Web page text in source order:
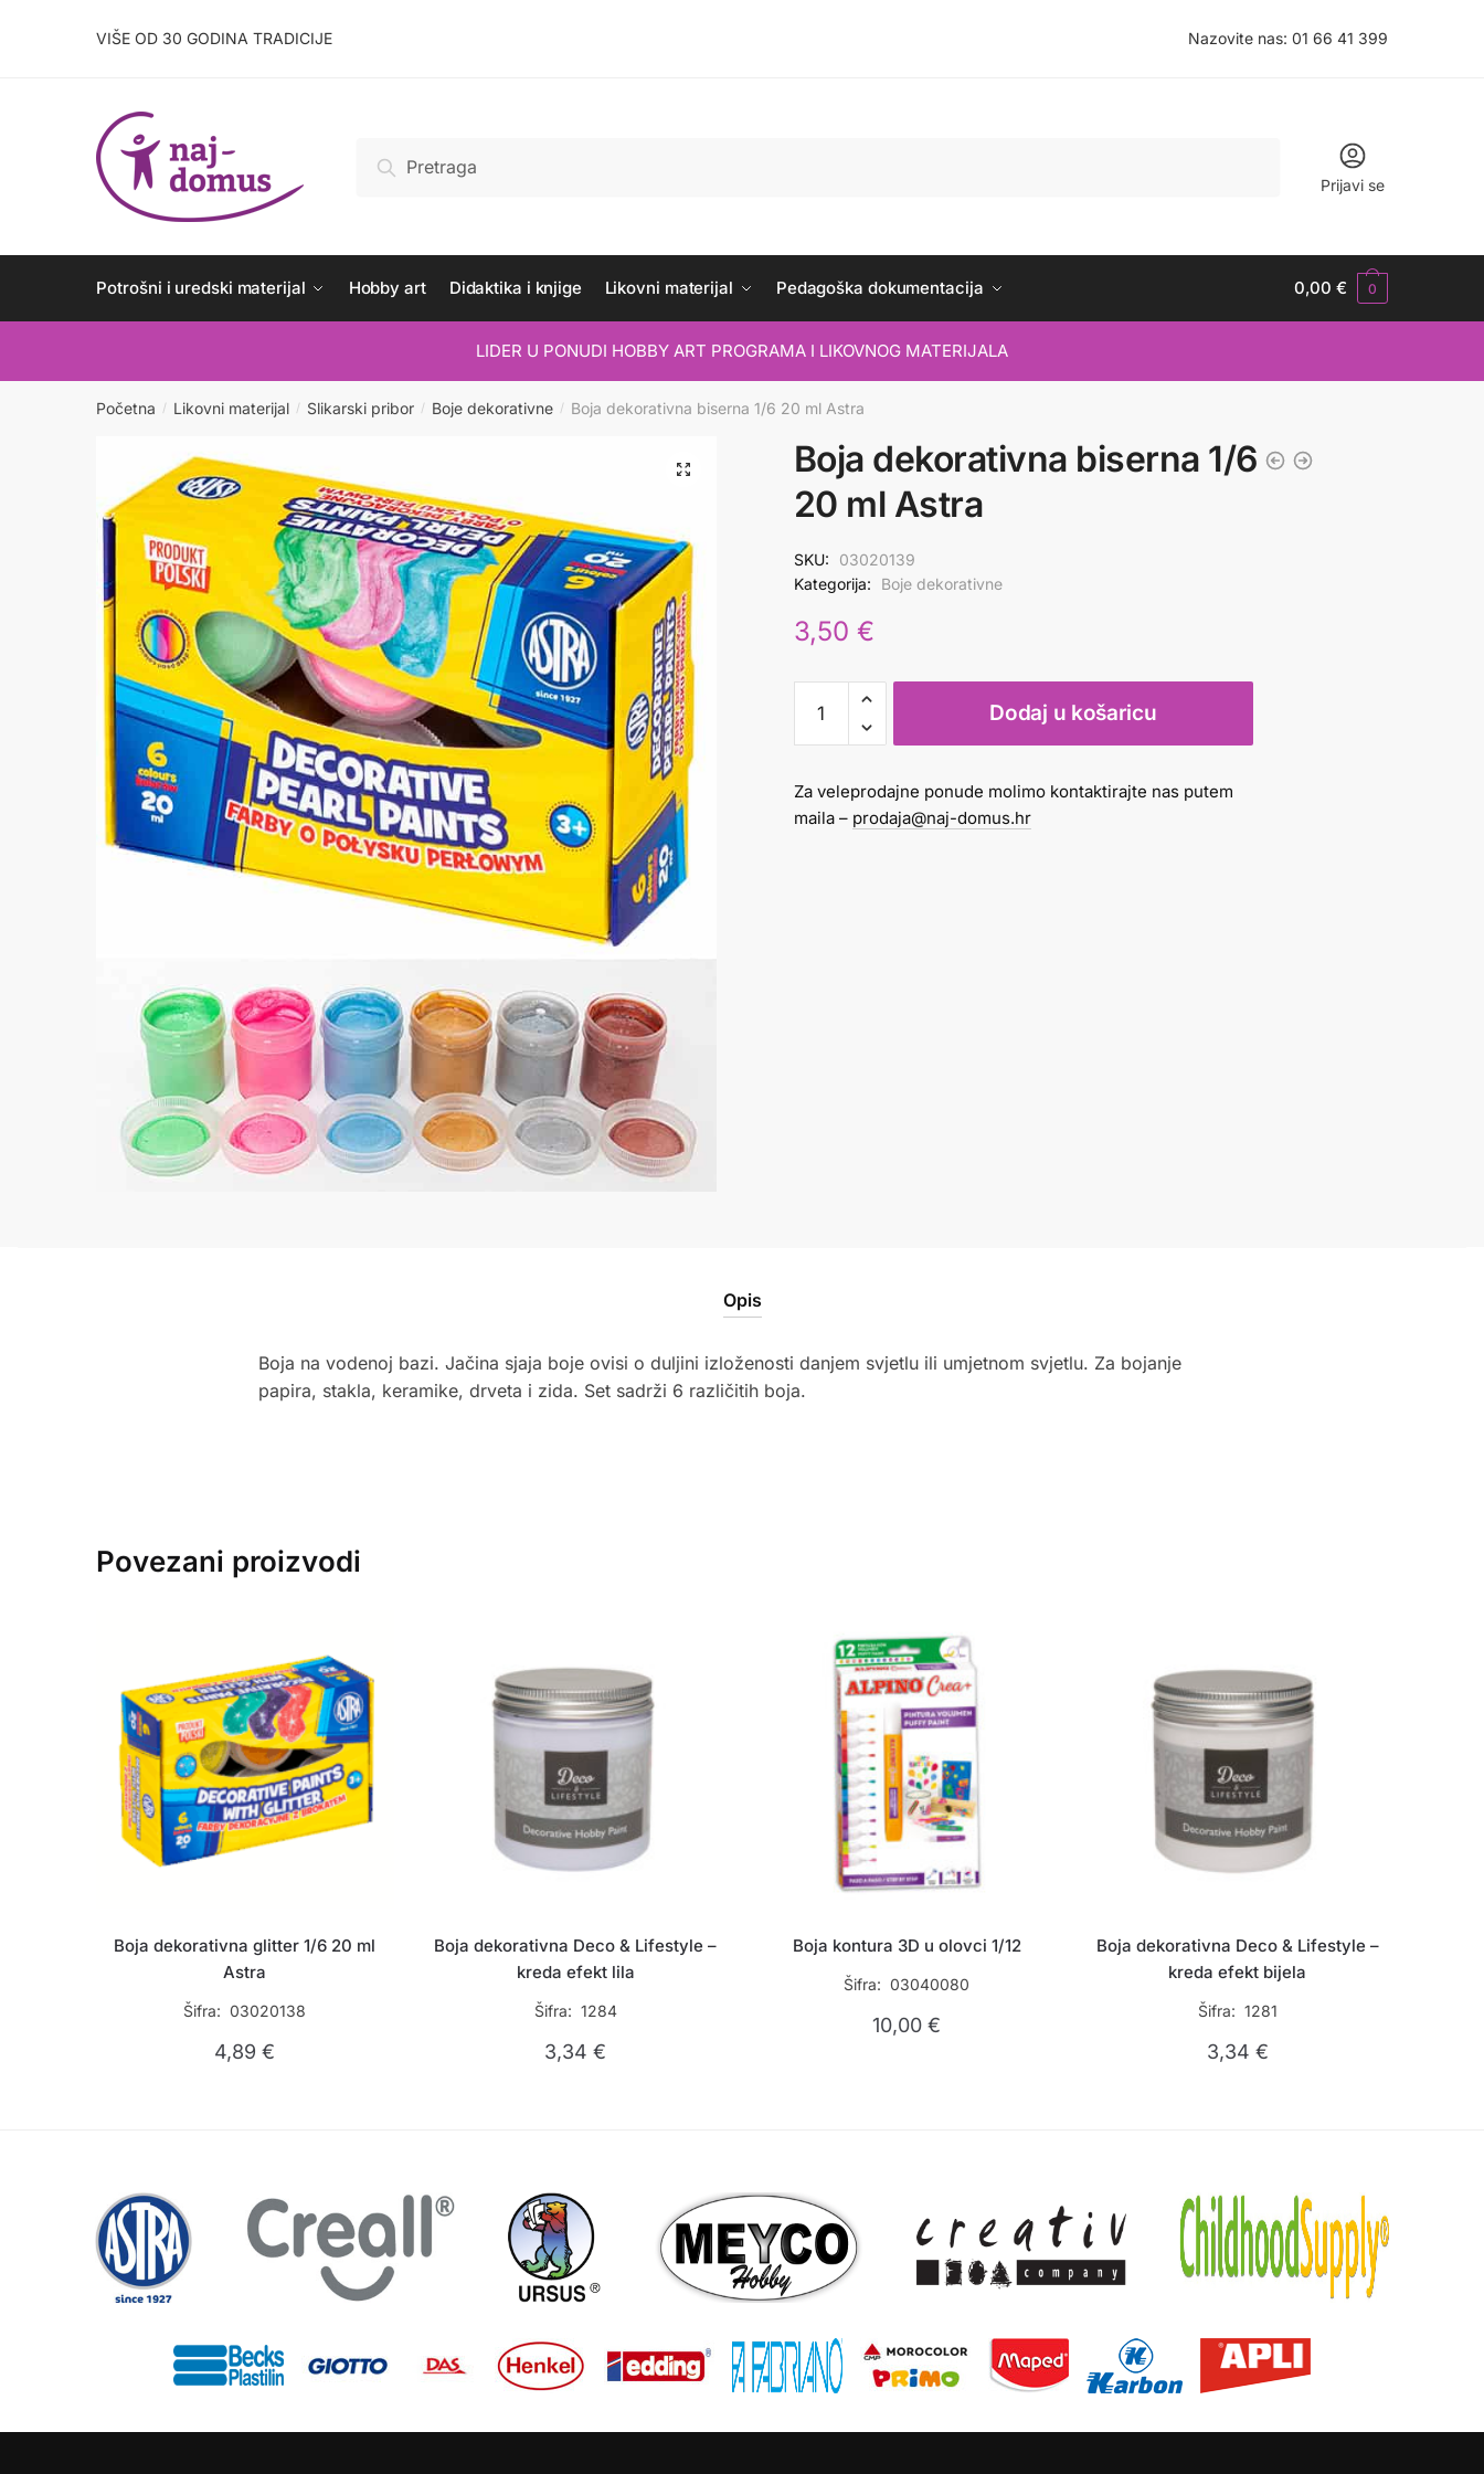
VIŠE OD 30 GODINA TRADICIJE Nazovite nas: 01 66 41 399
Pretraži
Prijavi se
Potrošni i uredski materijal Hobby art Didaktika i knjige Likovni materijal Pedagoška dokumentacija 0,00€ 0
LIDER U PONUDI HOBBY ART PROGRAMA I LIKOVNOG MATERIJALA
Početna / Likovni materijal / Slikarski pribor / Boje dekorativne / Boja dekorativna biserna 1/6 20 ml Astra
Boja dekorativna biserna 1/6
20 ml Astra
SKU:
03020139
Kategorija:
Boje dekorativne
3,50 €
dekorativna
biserna
20
ml
Dodaj u košaricu
Za veleprodajne ponude molimo kontaktirajte nas putem
maila – prodaja@naj-domus.hr
Opis
Boja na vodenoj bazi. Jačina sjaja boje ovisi o duljini izloženosti danjem svjetlu ili umjetnom svjetlu. Za bojanje
papira, stakla, keramike, drveta i zida. Set sadrži 6 različitih boja.
Povezani proizvodi
Boja dekorativna glitter 1/6 20 ml
Astra
Šifra: 03020138
4,89€
Boja dekorativna Deco & Lifestyle –
kreda efekt lila
Šifra: 1284
3,34€
Boja kontura 3D u olovci 1/12
Šifra: 03040080
10,00€
Boja dekorativna Deco & Lifestyle –
kreda efekt bijela
Šifra: 1281
3,34 €